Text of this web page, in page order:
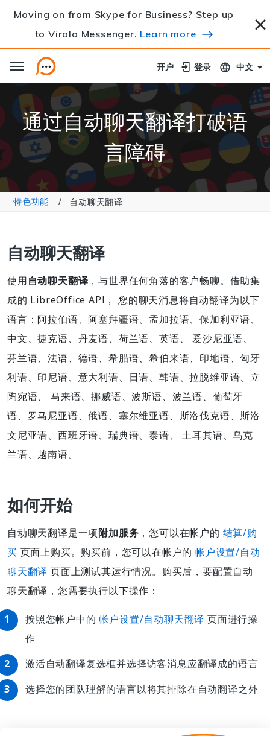
Moving on from Skype for Business? Step up
to Virola Messenger. Learn more
开户
开户 登录
登录 中文
通过自动聊天翻译打破语
言障碍
特色功能 自动聊天翻译
自动聊天翻译
使用自动聊天翻译 ，与世界任何角落的客户畅聊。借助集
成的 LibreOffice API， 您的聊天消息将自动翻译为以下
语言：阿拉伯语、阿塞拜疆语、孟加拉语、保加利亚语、
中文、捷克语、丹麦语、荷兰语、英语、 爱沙尼亚语、
芬兰语、法语、德语、希腊语、希伯来语、印地语、匈牙
利语、印尼语、意大利语、日语、韩语、拉脱维亚语、立
陶宛语、 马来语、挪威语、波斯语、波兰语、葡萄牙
语、罗马尼亚语、俄语、塞尔维亚语、斯洛伐克语、斯洛
文尼亚语、西班牙语、瑞典语、泰语、 土耳其语、乌克
兰语、越南语。
如何开始
自动聊天翻译是一项附加服务 ，您可以在帐户的 结算/购
买 页面上购买。购买前，您可以在帐户的帐户设置/自动
聊天翻译 页面上测试其运行情况。购买后，要配置自动
聊天翻译，您需要执行以下操作：
按照您帐户中的帐户设置/自动聊天翻译 页面进行操
作
激活自动翻译复选框并选择访客消息应翻译成的语言
选择您的团队理解的语言以将其排除在自动翻译之外